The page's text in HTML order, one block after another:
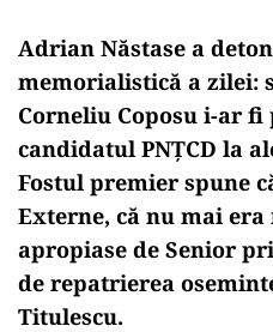
Adrian Năstase a
memorialistică a zilei:
Corneliu Coposu i-ar fi
candidatul PNȚCD la
Fostul premier spune
Externe, că nu mai era
apropiase de Senior
de repatrierea
Titulescu.